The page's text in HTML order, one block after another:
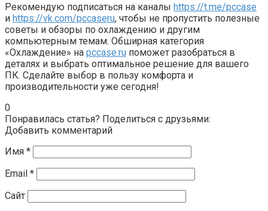
Рекомендую подписаться на каналы https://t.me/pccase
и https://vk.com/pccaseru, чтобы не пропустить полезные
советы и обзоры по охлаждению и другим
компьютерным темам. Обширная категория
«Охлаждение» на pccase.ru поможет разобраться в
деталях и выбрать оптимальное решение для вашего
ПК. Сделайте выбор в пользу комфорта и
производительности уже сегодня!
0
Понравилась статья? Поделиться с друзьями:
Добавить комментарий
Имя *
Email *
Сайт